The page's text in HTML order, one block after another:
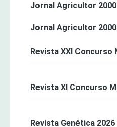
Jornal Agricultor 2000
Jornal Agricultor 2000
Revista XXI Concurso
Revista XI Concurso
Revista Genética 2026